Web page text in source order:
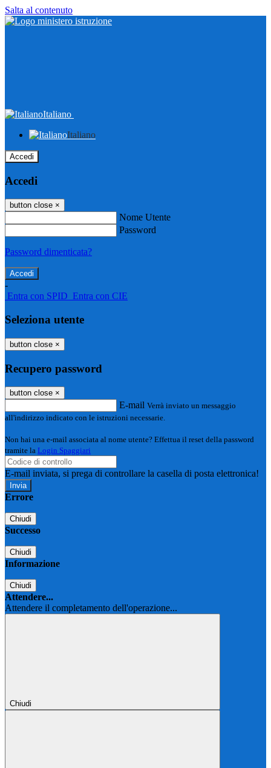
Salta al contenuto
Italiano
Italiano
Accedi
Accedi
button close ×
Nome Utente
Password
Password dimenticata?
-
Entra con SPID Entra con CIE
Seleziona utente
button close ×
Recupero password
button close ×
E-mail Verrà inviato un messaggio
all'indirizzo indicato con le istruzioni necessarie.
Non hai una e-mail associata al nome utente? Effettua il reset della password
tramite la Login Spaggiari
E-mail inviata, si prega di controllare la casella di posta elettronica!
Errore
Chiudi
Successo
Chiudi
Informazione
Chiudi
Attendere...
Attendere il completamento dell'operazione...
Chiudi